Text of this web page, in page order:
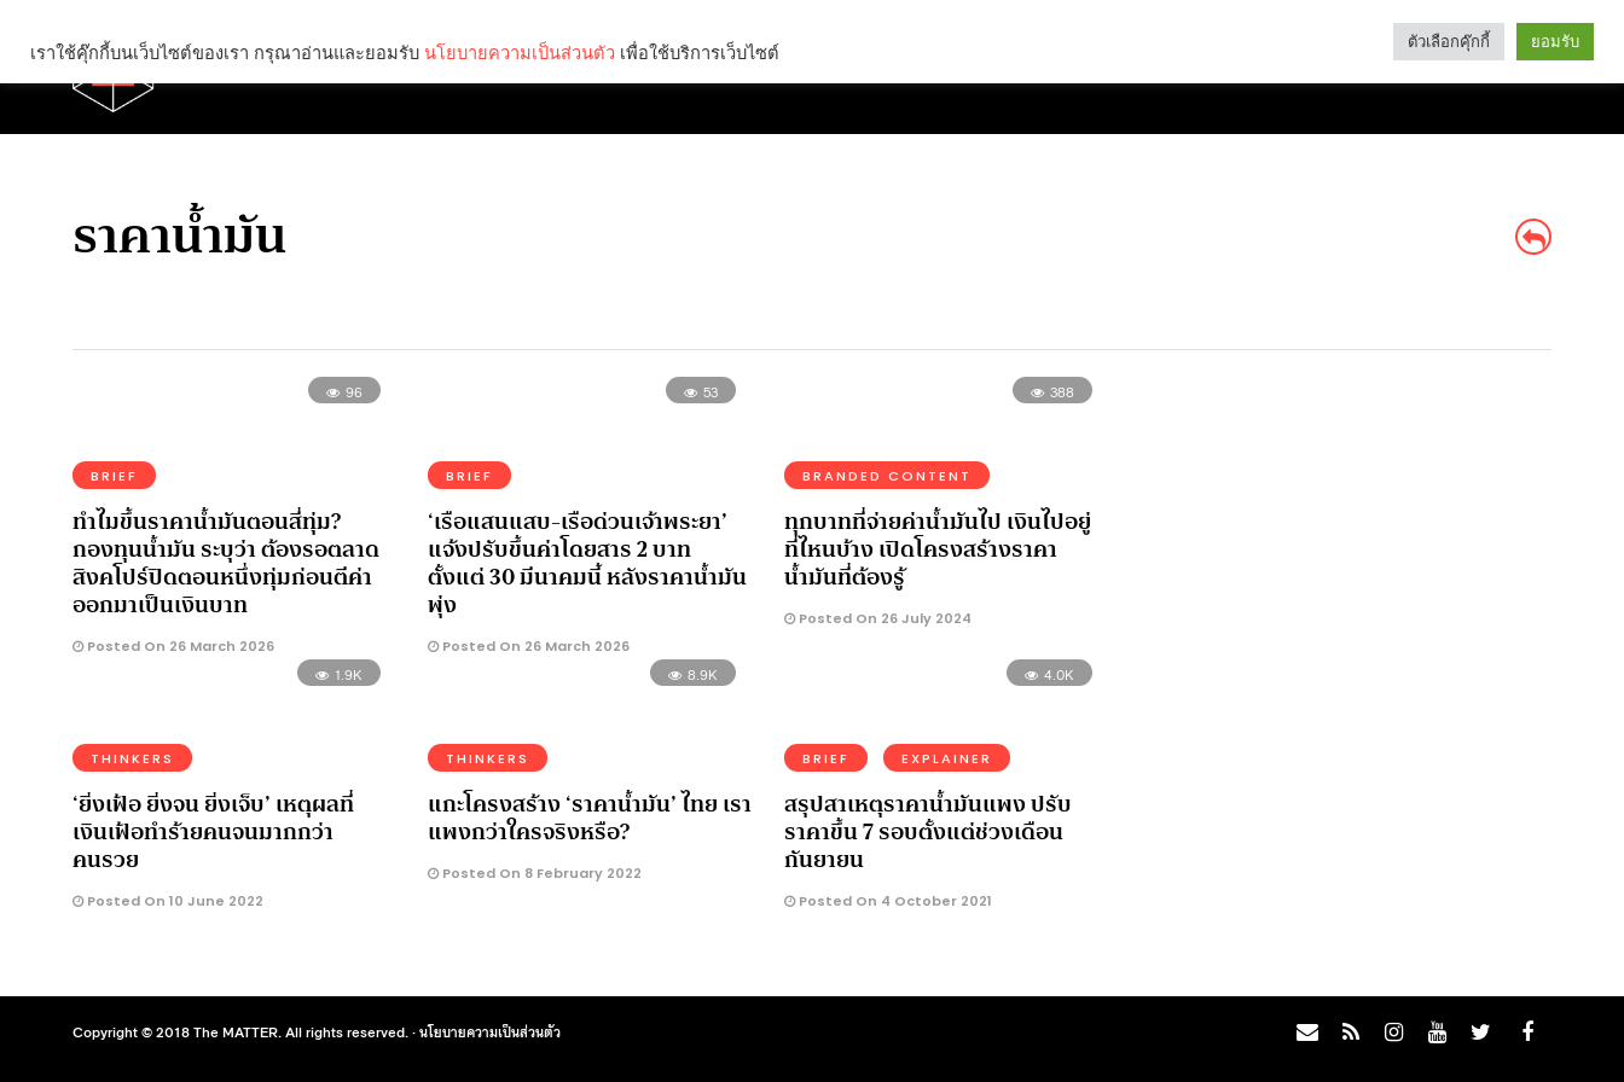
Categories
ราคาน้ำมัน
96
BRIEF
ทำไมขึ้นราคาน้ำมันตอนสี่ทุ่ม?
กองทุนน้ำมัน ระบุว่า ต้องรอตลาด
สิงคโปร์ปิดตอนหนึ่งทุ่มก่อนตีค่า
ออกมาเป็นเงินบาท
Posted On 26 March 2026
53
BRIEF
‘เรือแสนแสบ-เรือด่วนเจ้าพระยา’
แจ้งปรับขึ้นค่าโดยสาร 2 บาท
ตั้งแต่ 30 มีนาคมนี้ หลังราคาน้ำมัน
พุ่ง
Posted On 26 March 2026
388
BRANDED CONTENT
ทุกบาทที่จ่ายค่าน้ำมันไป เงินไปอยู่
ที่ไหนบ้าง เปิดโครงสร้างราคา
น้ำมันที่ต้องรู้
Posted On 26 July 2024
1.9K
THINKERS
‘ยิ่งเฟ้อ ยิ่งจน ยิ่งเจ็บ’ เหตุผลที่
เงินเฟ้อทำร้ายคนจนมากกว่า
คนรวย
Posted On 10 June 2022
8.9K
THINKERS
แกะโครงสร้าง ‘ราคาน้ำมัน’ ไทย เรา
แพงกว่าใครจริงหรือ?
Posted On 8 February 2022
4.0K
BRIEF EXPLAINER
สรุปสาเหตุราคาน้ำมันแพง ปรับ
ราคาขึ้น 7 รอบตั้งแต่ช่วงเดือน
กันยายน
Posted On 4 October 2021
Copyright © 2018 The MATTER. All rights reserved. ·นโยบายความเป็นส่วนตัว
เราใช้คุ๊กกี้บนเว็บไซต์ของเรา กรุณาอ่านและยอมรับ นโยบายความเป็นส่วนตัว เพื่อใช้บริการเว็บไซต์ ตัวเลือกคุ๊กกี้ ยอมรับ